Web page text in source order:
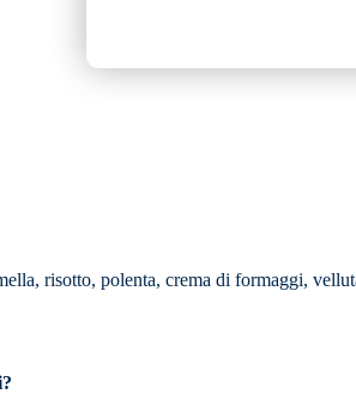
risotto, polenta, crema di formaggi,